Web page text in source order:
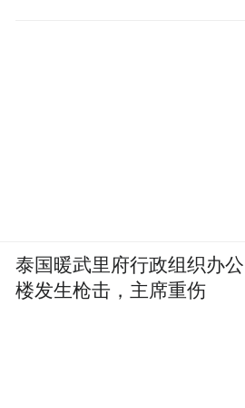
泰国暖武里府行政组织办公
楼发生枪击，主席重伤